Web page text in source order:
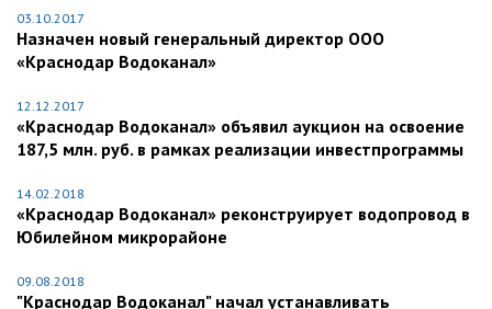
03.10.2017
Назначен новый генеральный директор ООО
«Краснодар Водоканал»
12.12.2017
«Краснодар Водоканал» объявил аукцион на освоение
187,5 млн. руб. в рамках реализации инвестпрограммы
14.02.2018
«Краснодар Водоканал» реконструирует водопровод в
Юбилейном микрорайоне
09.08.2018
"Краснодар Водоканал" начал устанавливать